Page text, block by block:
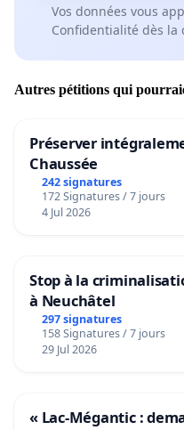
Vos données vous
Confidentialité dès la
Autres pétitions qui
Préserver
Chaussée
242 signatures
172 Signatures / 7 jours
4 Jul 2026
Stop à la
à Neuchâtel
297 signatures
158 Signatures / 7 jours
29 Jul 2026
« Lac-Mégantic :